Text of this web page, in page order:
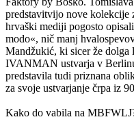
predstavitvijo nove kolekcije
hrvaški mediji pogosto
modo«, nič manj
Mandžukić, ki sicer že dolga
IVANMAN ustvarja v
predstavila tudi priznana
za svoje ustvarjanje črpa iz
Kako do vabila na